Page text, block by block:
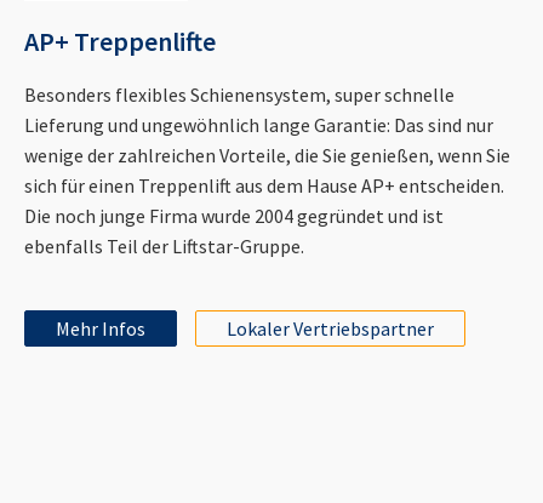
AP+ Treppenlifte
Besonders flexibles Schienensystem, super schnelle
Lieferung und ungewöhnlich lange Garantie: Das sind nur
wenige der zahlreichen Vorteile, die Sie genießen, wenn Sie
sich für einen Treppenlift aus dem Hause AP+ entscheiden.
Die noch junge Firma wurde 2004 gegründet und ist
ebenfalls Teil der Liftstar-Gruppe.
Mehr Infos Lokaler Vertriebspartner